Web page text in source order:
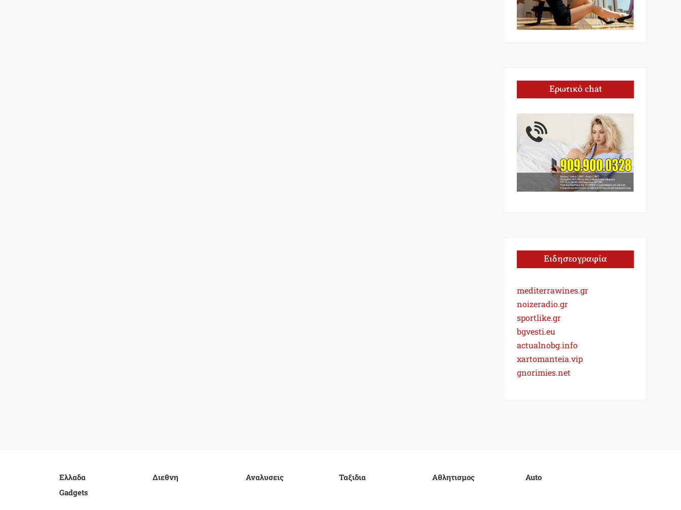
Ερωτικό chat
Ειδησεογραφία
mediterrawines.gr
noizeradio.gr
sportlike.gr
bgvesti.eu
actualnobg.info
xartomanteia.vip
gnorimies.net
Ελλαδα Διεθνη Αναλυσεις Ταξιδια Αθλητισμος
Auto
Gadgets